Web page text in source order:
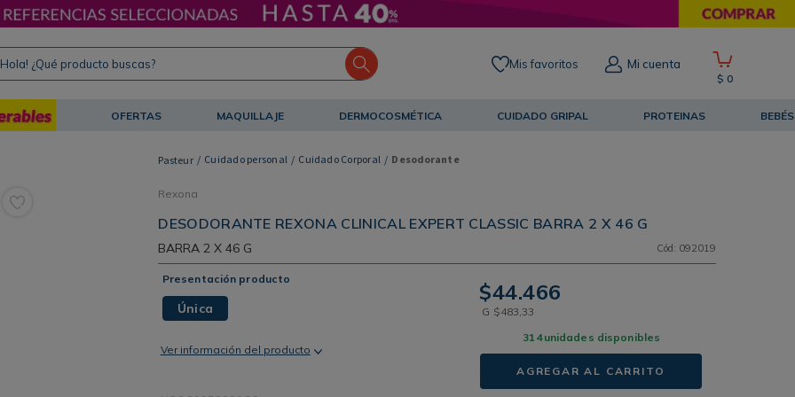
¿Qué producto buscas?
Mis favoritos Mi cuenta
$ 0
OFERTAS MAQUILLAJE DERMOCOSMÉTICA CUIDADO GRIPAL PROTEINAS BEBÉS
Cuidado personal Cuidado Corporal Desodorante
Rexona
DESODORANTE REXONA CLINICAL EXPERT CLASSIC BARRA 2 X 46 G
BARRA 2 X 46 G Cód: 092019
Presentación producto
Única
Ver información del producto
$44.466
G $483,33
314 unidades disponibles
AGREGAR AL CARRITO